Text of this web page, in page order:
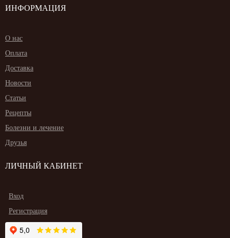
ИНФОРМАЦИЯ
О нас
Оплата
Доставка
Новости
Статьи
Рецепты
Болезни и лечение
Друзья
ЛИЧНЫЙ КАБИНЕТ
Вход
Регистрация